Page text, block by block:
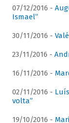
07/12/2016 -
Ismael”
30/11/2016 -
23/11/2016 -
16/11/2016 -
02/11/2016 -
volta”
19/10/2016 -